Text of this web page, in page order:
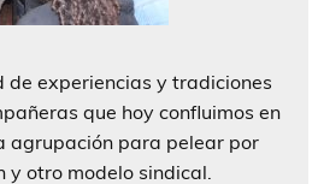
de experiencias y tradiciones
que hoy confluimos en
agrupación para pelear por
y otro modelo sindical.